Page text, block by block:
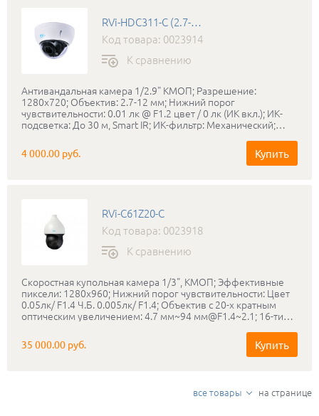
RVi-HDC311-C (2.7-12 мм)
Код товара: 0023914
К сравнению
Антивандальная камера 1/2.9" КМОП; Разрешение:
1280x720; Объектив: 2.7-12 мм; Нижний порог
чувствительности: 0.01 лк @ F1.2 цвет / 0 лк (ИК вкл.); ИК-
подсветка: До 30 м, Smart IR; ИК-фильтр: Механический;
(коаксильный кабель): До 500 м; Класс защиты: IP66/ IK10;
Диапазон рабочих температур: -40°С… +50°С; Габаритные
4 000.00 руб. Купить
RVi-C61Z20-C
Код товара: 0023918
К сравнению
Скоростная купольная камера 1/3", КМОП; Эффективные
пиксели: 1280х960; Нижний порог чувствительности: Цвет
0.05лк/ F1.4 Ч.Б. 0.005лк/ F1.4; Объектив с 20-х кратным
оптическим увеличением: 4.7 мм~94 мм@F1.4~2.1; 16-ти
маскировкой); Режим «день-ночь»: Механический ИК-
фильтр; Отношение сигнал/шум: 55дБ (AGC выкл.);
Скорость масштабирования (1х Zoom – max Zoom): 4 сек;
35 000.00 руб. Купить
все товары на странице